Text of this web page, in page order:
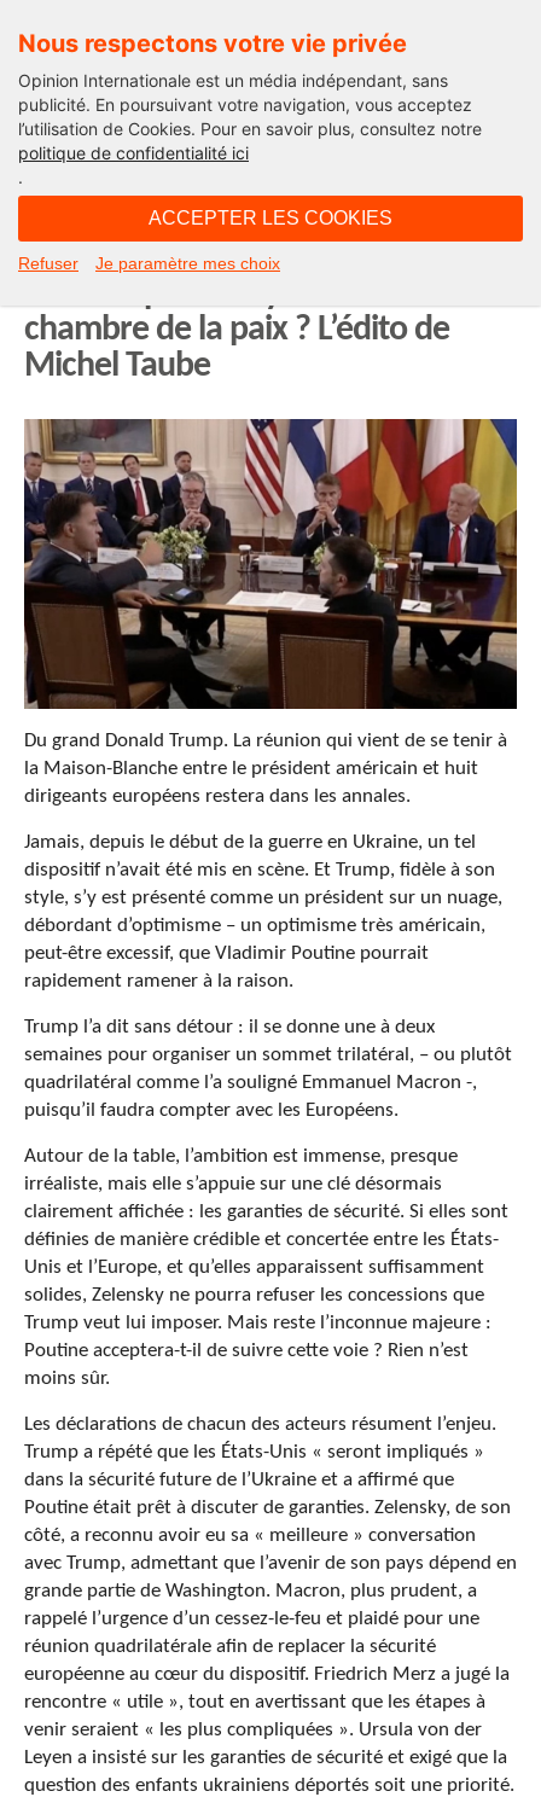
Nous respectons votre vie privée
Opinion Internationale est un média indépendant, sans
publicité. En poursuivant votre navigation, vous acceptez
l’utilisation de Cookies. Pour en savoir plus, consultez notre
politique de confidentialité ici
.
ACCEPTER LES COOKIES
Refuser Je paramètre mes choix
Edito
Les Européens à la Maison blanche
chambre de la paix ? L’édito de
Michel Taube
Du grand Donald Trump. La réunion qui vient de se tenir à
la Maison-Blanche entre le président américain et huit
dirigeants européens restera dans les annales.
Jamais, depuis le début de la guerre en Ukraine, un tel
dispositif n’avait été mis en scène. Et Trump, fidèle à son
style, s’y est présenté comme un président sur un nuage,
débordant d’optimisme – un optimisme très américain,
peut-être excessif, que Vladimir Poutine pourrait
rapidement ramener à la raison.
Trump l’a dit sans détour : il se donne une à deux
semaines pour organiser un sommet trilatéral, – ou plutôt
quadrilatéral comme l’a souligné Emmanuel Macron -,
puisqu’il faudra compter avec les Européens.
Autour de la table, l’ambition est immense, presque
irréaliste, mais elle s’appuie sur une clé désormais
clairement affichée : les garanties de sécurité. Si elles sont
définies de manière crédible et concertée entre les États-
Unis et l’Europe, et qu’elles apparaissent suffisamment
solides, Zelensky ne pourra refuser les concessions que
Trump veut lui imposer. Mais reste l’inconnue majeure :
Poutine acceptera-t-il de suivre cette voie ? Rien n’est
moins sûr.
Les déclarations de chacun des acteurs résument l’enjeu.
Trump a répété que les États-Unis « seront impliqués »
dans la sécurité future de l’Ukraine et a affirmé que
Poutine était prêt à discuter de garanties. Zelensky, de son
côté, a reconnu avoir eu sa « meilleure » conversation
avec Trump, admettant que l’avenir de son pays dépend en
grande partie de Washington. Macron, plus prudent, a
rappelé l’urgence d’un cessez-le-feu et plaidé pour une
réunion quadrilatérale afin de replacer la sécurité
européenne au cœur du dispositif. Friedrich Merz a jugé la
rencontre « utile », tout en avertissant que les étapes à
venir seraient « les plus compliquées ». Ursula von der
Leyen a insisté sur les garanties de sécurité et exigé que la
question des enfants ukrainiens déportés soit une priorité.